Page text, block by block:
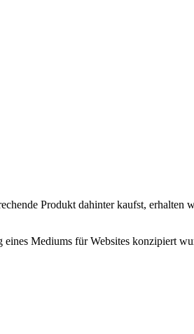
Produkt dahinter kaufst,
Mediums für Websites konzipiert